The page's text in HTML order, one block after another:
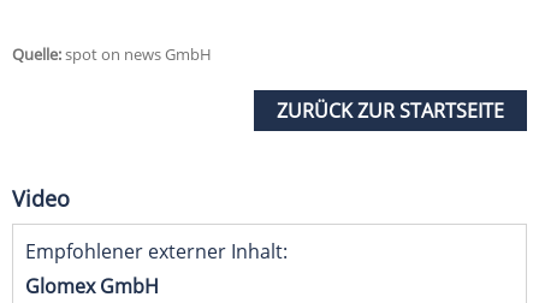
Quelle:spot on news GmbH
ZURÜCK ZUR STARTSEITE
Video
Empfohlener externer Inhalt:
Glomex GmbH